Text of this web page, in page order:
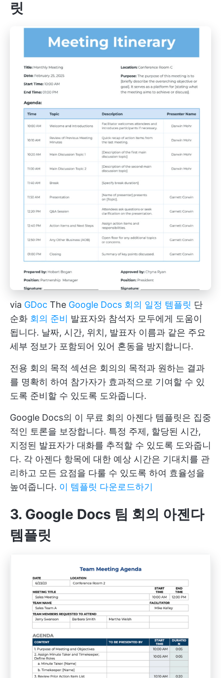
릿
via GDoc The Google Docs 회의 일정 템플릿 단
순화 회의 준비 발표자와 참석자 모두에게 도움이
됩니다. 날짜, 시간, 위치, 발표자 이름과 같은 주요
세부 정보가 포함되어 있어 혼동을 방지합니다.
전용 회의 목적 섹션은 회의의 목적과 원하는 결과
를 명확히 하여 참가자가 효과적으로 기여할 수 있
도록 준비할 수 있도록 도와줍니다.
Google Docs의 이 무료 회의 아젠다 템플릿은 집중
적인 토론을 보장합니다. 특정 주제, 할당된 시간,
지정된 발표자가 대화를 추적할 수 있도록 도와줍니
다. 각 아젠다 항목에 대한 예상 시간은 기대치를 관
리하고 모든 요점을 다룰 수 있도록 하여 효율성을
높여줍니다. 이 템플릿 다운로드하기
3. Google Docs 팀 회의 아젠다
템플릿